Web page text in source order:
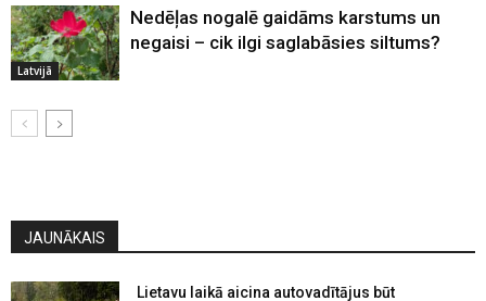
Latvijā
Nedēļas nogalē gaidāms karstums un
negaisi – cik ilgi saglabāsies siltums?
JAUNĀKAIS
Lietavu laikā aicina autovadītājus būt